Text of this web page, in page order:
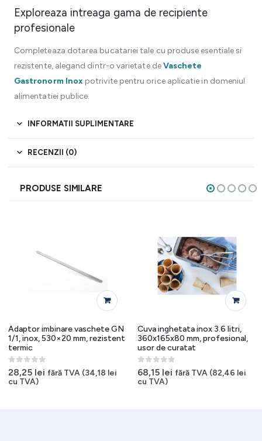
Exploreaza intreaga gama de recipiente
profesionale
Completeaza dotarea bucatariei tale cu produse esentiale si
rezistente, alegand dintr-o varietate deVaschete
Gastronorm Inox potrivite pentru orice aplicatie in domeniul
alimentatiei publice.
INFORMATII SUPLIMENTARE
RECENZII (0)
PRODUSE SIMILARE
Adaptor imbinare vaschete GN
1/1, inox, 530×20 mm, rezistent
termic
0out of 5
28,25 lei fără TVA (34,18 lei
cu TVA)
Cuva inghetata inox 3.6 litri,
360x165x80 mm, profesional,
usor de curatat
0out of 5
68,15 lei fără TVA (82,46 lei
cu TVA)